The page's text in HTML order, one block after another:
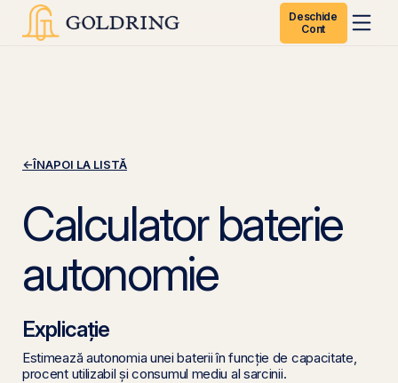
Deschide
Cont
←ÎNAPOI LA LISTĂ
Calculator baterie
autonomie
Explicație
Estimează autonomia unei baterii în funcție de capacitate,
procent utilizabil și consumul mediu al sarcinii.